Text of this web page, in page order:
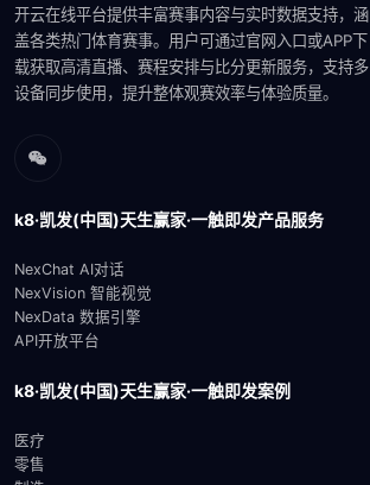
开云在线平台提供丰富赛事内容与实时数据支持，涵
盖各类热门体育赛事。用户可通过官网入口或APP下
载获取高清直播、赛程安排与比分更新服务，支持多
设备同步使用，提升整体观赛效率与体验质量。
k8·凯发(中国)天生赢家·一触即发产品服务
NexChat AI对话
NexVision 智能视觉
NexData 数据引擎
API开放平台
k8·凯发(中国)天生赢家·一触即发案例
医疗
零售